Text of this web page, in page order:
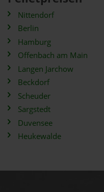
Nittendorf
Berlin
Hamburg
Offenbach am Main
Langen Jarchow
Beckdorf
Scheuder
Sargstedt
Duvensee
Heukewalde